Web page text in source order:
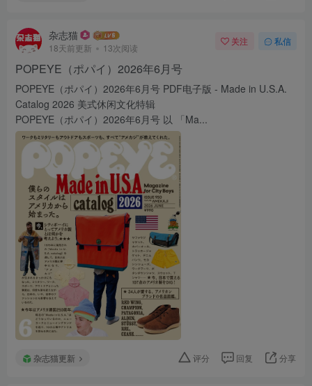
杂志猫
18天前更新 13次阅读
关注 私信
POPEYE（ポパイ）2026年6月号
POPEYE（ポパイ）2026年6月号 PDF电子版 - Made in U.S.A.
Catalog 2026 美式休闲文化特辑
POPEYE（ポパイ）2026年6月号 以 「Ma...
杂志猫更新 评分 回复 分享